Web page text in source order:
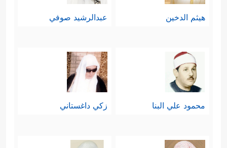
هيثم الدخين عبدالرشيد صوفي
محمود علي البنا زكي داغستاني